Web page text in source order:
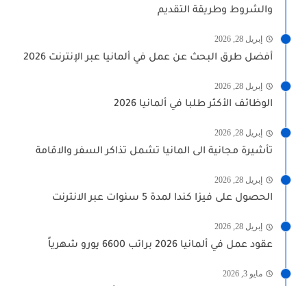
والشروط وطريقة التقديم
إبريل 28, 2026
أفضل طرق البحث عن عمل في ألمانيا عبر الإنترنت 2026
إبريل 28, 2026
الوظائف الأكثر طلبا في ألمانيا 2026
إبريل 28, 2026
تأشيرة مجانية الى المانيا تشمل تذاكر السفر والاقامة
إبريل 28, 2026
الحصول على فيزا كندا لمدة 5 سنوات عبر الانترنت
إبريل 28, 2026
عقود عمل في ألمانيا 2026 براتب 6600 يورو شهرياً
مايو 3, 2026